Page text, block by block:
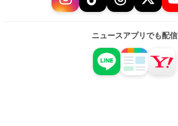
ニュースアプリでも配信